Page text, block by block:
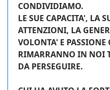
CONDIVIDIAMO.
LE SUE CAPACITA', LA
ATTENZIONI, LA
VOLONTA' E PASSIONE
RIMARRANNO IN NOI
DA PERSEGUIRE.